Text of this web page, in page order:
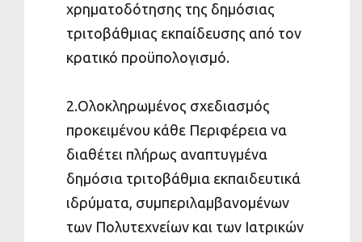
χρηματοδότησης της δημόσιας
τριτοβάθμιας εκπαίδευσης από τον
κρατικό προϋπολογισμό.
2.Ολοκληρωμένος σχεδιασμός
προκειμένου κάθε Περιφέρεια να
διαθέτει πλήρως αναπτυγμένα
δημόσια τριτοβάθμια εκπαιδευτικά
ιδρύματα, συμπεριλαμβανομένων
των Πολυτεχνείων και των Ιατρικών